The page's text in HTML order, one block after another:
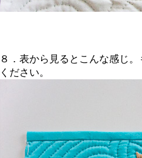
８．表から見るとこんな感じ
ください。